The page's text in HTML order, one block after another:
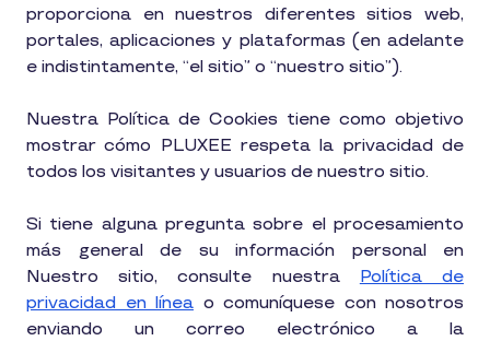
proporciona en nuestros diferentes sitios web,
portales, aplicaciones y plataformas (en adelante
e indistintamente, “el sitio” o “nuestro sitio”).
Nuestra Política de Cookies tiene como objetivo
mostrar cómo PLUXEE respeta la privacidad de
todos los visitantes y usuarios de nuestro sitio.
Si tiene alguna pregunta sobre el procesamiento
más general de su información personal en
Nuestro sitio, consulte nuestra Política de
privacidad en línea o comuníquese con nosotros
enviando un correo electrónico a la